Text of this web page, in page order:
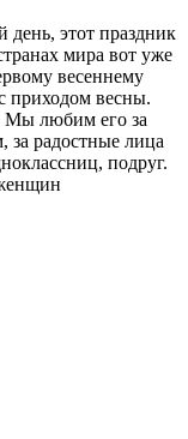
день, этот праздник
мира вот уже
весеннему
приходом весны.
Мы любим его за
радостные лица
подруг.